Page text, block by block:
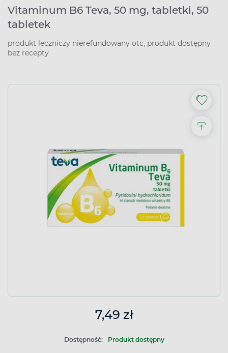
Vitaminum B6 Teva, 50 mg, tabletki, 50
tabletek
produkt leczniczy nierefundowany otc, produkt dostępny
bez recepty
7,49 zł
Dostępność: Produkt dostępny